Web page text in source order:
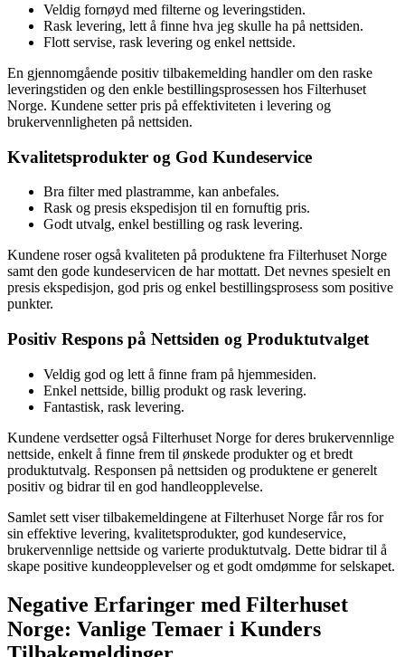
Veldig fornøyd med filterne og leveringstiden.
Rask levering, lett å finne hva jeg skulle ha på nettsiden.
Flott servise, rask levering og enkel nettside.
En gjennomgående positiv tilbakemelding handler om den raske
leveringstiden og den enkle bestillingsprosessen hos Filterhuset
Norge. Kundene setter pris på effektiviteten i levering og
brukervennligheten på nettsiden.
Kvalitetsprodukter og God Kundeservice
Bra filter med plastramme, kan anbefales.
Rask og presis ekspedisjon til en fornuftig pris.
Godt utvalg, enkel bestilling og rask levering.
Kundene roser også kvaliteten på produktene fra Filterhuset Norge
samt den gode kundeservicen de har mottatt. Det nevnes spesielt en
presis ekspedisjon, god pris og enkel bestillingsprosess som positive
punkter.
Positiv Respons på Nettsiden og Produktutvalget
Veldig god og lett å finne fram på hjemmesiden.
Enkel nettside, billig produkt og rask levering.
Fantastisk, rask levering.
Kundene verdsetter også Filterhuset Norge for deres brukervennlige
nettside, enkelt å finne frem til ønskede produkter og et bredt
produktutvalg. Responsen på nettsiden og produktene er generelt
positiv og bidrar til en god handleopplevelse.
Samlet sett viser tilbakemeldingene at Filterhuset Norge får ros for
sin effektive levering, kvalitetsprodukter, god kundeservice,
brukervennlige nettside og varierte produktutvalg. Dette bidrar til å
skape positive kundeopplevelser og et godt omdømme for selskapet.
Negative Erfaringer med Filterhuset
Norge: Vanlige Temaer i Kunders